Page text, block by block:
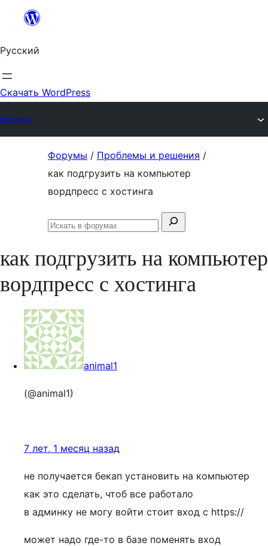
Перейти
содержимому
Русский
Скачать WordPress
содержимому
Форумы / Проблемы и решения /
как подгрузить на компьютер
вордпресс с хостинга
Поиск:
Искать
как подгрузить на компьютер
вордпресс с хостинга
animal1
(@animal1)
7 лет, 1 месяц назад
не получается бекап установить на компьютер
как это сделать, чтоб все работало
в админку не могу войти стоит вход с https://
может надо где-то в базе поменять вход